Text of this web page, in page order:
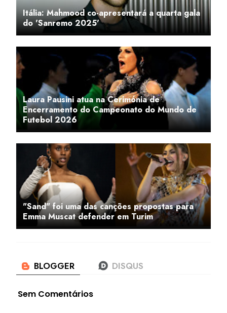
Itália: Mahmood co-apresentará a quarta gala
do 'Sanremo 2025'
Laura Pausini atua na Cerimónia de
Encerramento do Campeonato do Mundo de
Futebol 2026
"Sand" foi uma das canções propostas para
Emma Muscat defender em Turim
Sem Comentários